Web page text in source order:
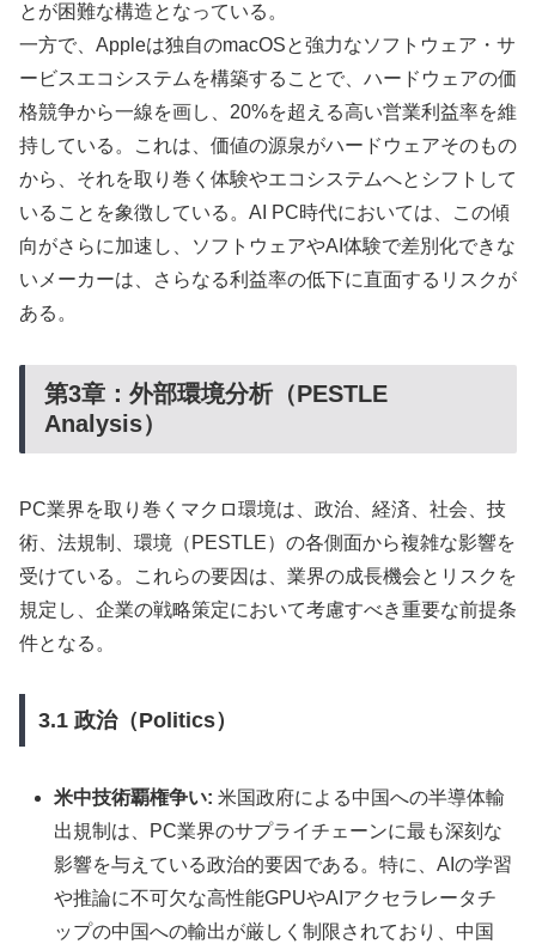
とが困難な構造となっている。
一方で、Appleは独自のmacOSと強力なソフトウェア・サ
ービスエコシステムを構築することで、ハードウェアの価
格競争から一線を画し、20%を超える高い営業利益率を維
持している。これは、価値の源泉がハードウェアそのもの
から、それを取り巻く体験やエコシステムへとシフトして
いることを象徴している。AI PC時代においては、この傾
向がさらに加速し、ソフトウェアやAI体験で差別化できな
いメーカーは、さらなる利益率の低下に直面するリスクが
ある。
第3章：外部環境分析（PESTLE
Analysis）
PC業界を取り巻くマクロ環境は、政治、経済、社会、技
術、法規制、環境（PESTLE）の各側面から複雑な影響を
受けている。これらの要因は、業界の成長機会とリスクを
規定し、企業の戦略策定において考慮すべき重要な前提条
件となる。
3.1 政治（Politics）
米中技術覇権争い: 米国政府による中国への半導体輸
出規制は、PC業界のサプライチェーンに最も深刻な
影響を与えている政治的要因である。特に、AIの学習
や推論に不可欠な高性能GPUやAIアクセラレータチ
ップの中国への輸出が厳しく制限されており、中国